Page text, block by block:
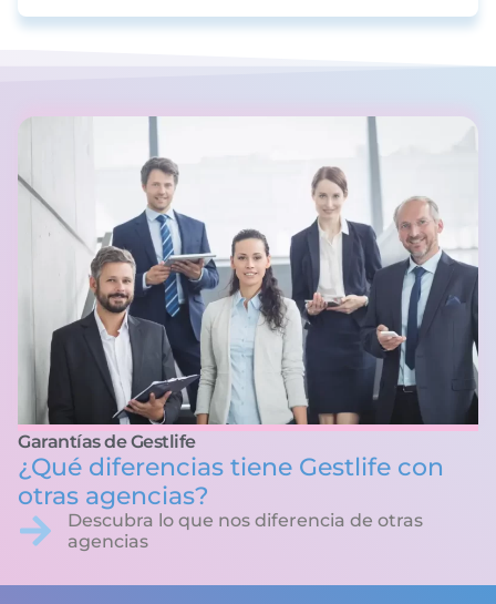
Garantías de Gestlife
¿Qué diferencias tiene Gestlife con
otras agencias?
Descubra lo que nos diferencia de otras
agencias